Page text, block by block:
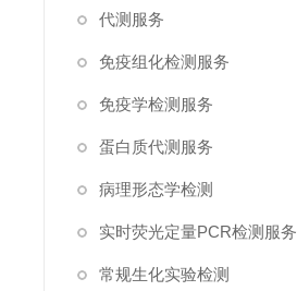
代测服务
免疫组化检测服务
免疫学检测服务
蛋白质代测服务
病理形态学检测
实时荧光定量PCR检测服务
常规生化实验检测